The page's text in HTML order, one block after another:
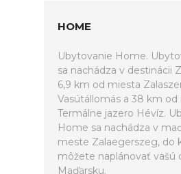
HOME
Ubytovanie Home.
sa nachádza v destinácii
6,9 km od miesta
Vasútállomás a 38 km od
Termálne jazero Hévíz.
Home sa nachádza v
meste Zalaegerszeg, do
môžete naplánovať vašú
Maďarsku.